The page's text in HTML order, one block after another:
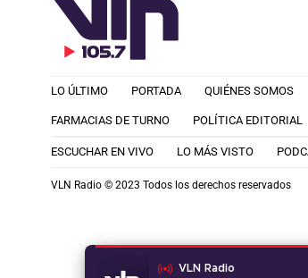
VLN Radio
LO ÚLTIMO PORTADA QUIÉNES SOMOS
FARMACIAS DE TURNO POLÍTICA EDITORIAL
ESCUCHAR EN VIVO LO MÁS VISTO
VLN Radio © 2023 Todos los derechos reservados